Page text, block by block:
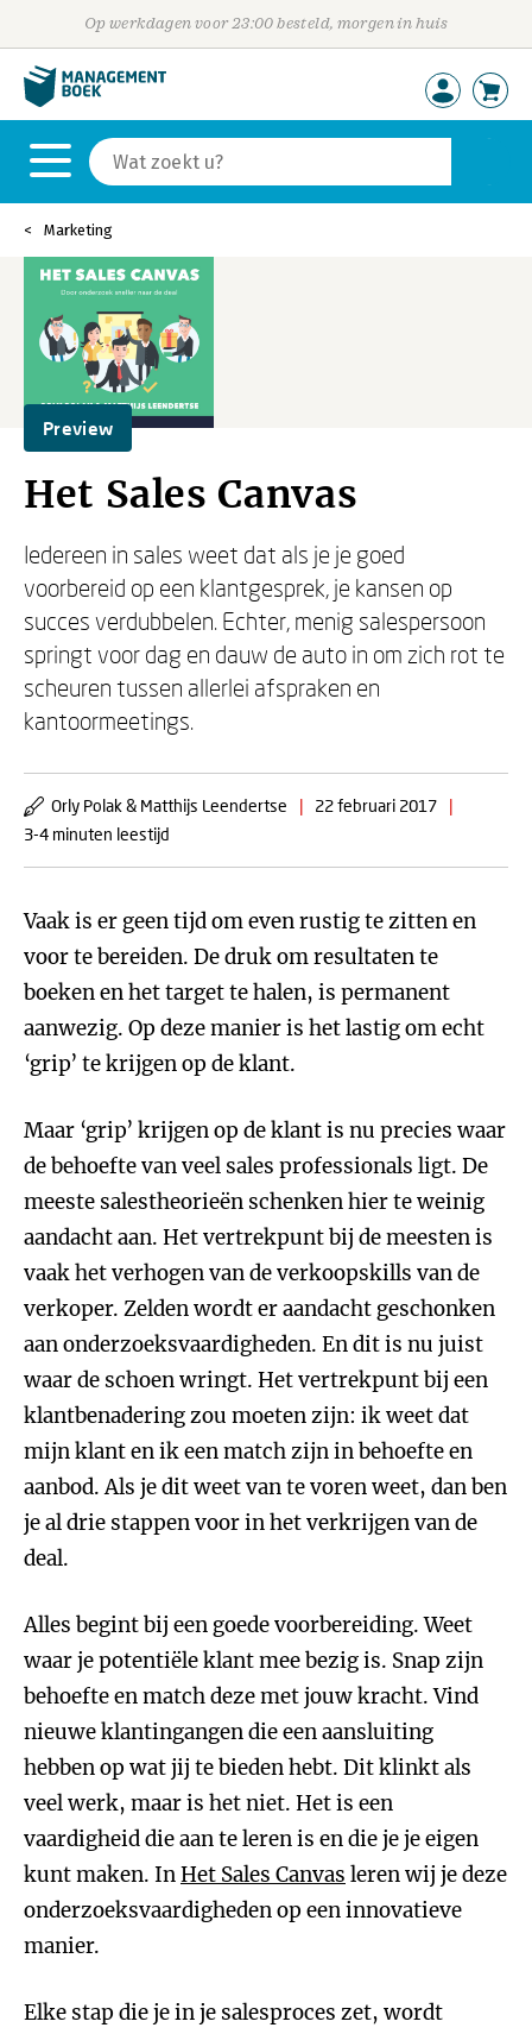
Op werkdagen voor 23:00 besteld, morgen in huis
Marketing
Preview
Het Sales Canvas
Iedereen in sales weet dat als je je goed
voorbereid op een klantgesprek, je kansen op
succes verdubbelen. Echter, menig salespersoon
springt voor dag en dauw de auto in om zich rot te
scheuren tussen allerlei afspraken en
kantoormeetings.
Orly Polak & Matthijs Leendertse | 22 februari 2017
|
3-4 minuten leestijd
Vaak is er geen tijd om even rustig te zitten en
voor te bereiden. De druk om resultaten te
boeken en het target te halen, is permanent
aanwezig. Op deze manier is het lastig om echt
‘grip’ te krijgen op de klant.
Maar ‘grip’ krijgen op de klant is nu precies waar
de behoefte van veel sales professionals ligt. De
meeste salestheorieën schenken hier te weinig
aandacht aan. Het vertrekpunt bij de meesten is
vaak het verhogen van de verkoopskills van de
verkoper. Zelden wordt er aandacht geschonken
aan onderzoeksvaardigheden. En dit is nu juist
waar de schoen wringt. Het vertrekpunt bij een
klantbenadering zou moeten zijn: ik weet dat
mijn klant en ik een match zijn in behoefte en
aanbod. Als je dit weet van te voren weet, dan ben
je al drie stappen voor in het verkrijgen van de
deal.
Alles begint bij een goede voorbereiding. Weet
waar je potentiële klant mee bezig is. Snap zijn
behoefte en match deze met jouw kracht. Vind
nieuwe klantingangen die een aansluiting
hebben op wat jij te bieden hebt. Dit klinkt als
veel werk, maar is het niet. Het is een
vaardigheid die aan te leren is en die je je eigen
kunt maken. InHet Sales Canvas leren wij je deze
onderzoeksvaardigheden op een innovatieve
manier.
Elke stap die je in je salesproces zet, wordt